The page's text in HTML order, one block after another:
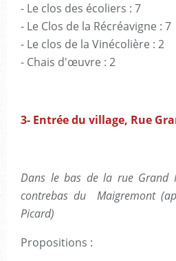
- Le clos des écoliers : 7
- Le Clos de la Récréavigne : 7
- Le clos de la Vinécolière : 2
- Chais d'œuvre : 2
3- Entrée du village, Rue
Dans le bas de la rue
contrebas du Maigremont
Picard)
Propositions :